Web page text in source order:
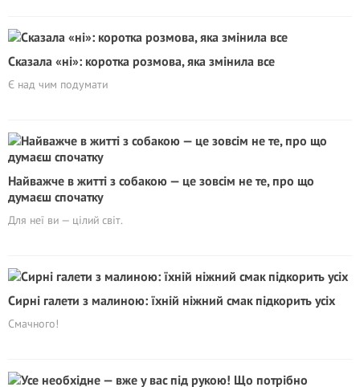
Сказала «ні»: коротка розмова, яка змінила все
Є над чим подумати
Найважче в житті з собакою — це зовсім не те, про що
думаєш спочатку
Для неї ви — цілий світ.
Сирні галети з малиною: їхній ніжний смак підкорить усіх
Смачного!